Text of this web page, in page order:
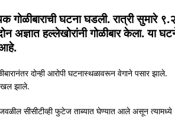
गोळीबाराची घटना घडली. रात्री सुमारे
अज्ञात हल्लेखोरांनी गोळीबार केला. या
आहे.
दोन्ही आरोपी घटनास्थळावरून वेगाने पसार झाले.
झाले.
सीसीटीव्ही फुटेज ताब्यात घेण्यात आले असून त्यामध्ये